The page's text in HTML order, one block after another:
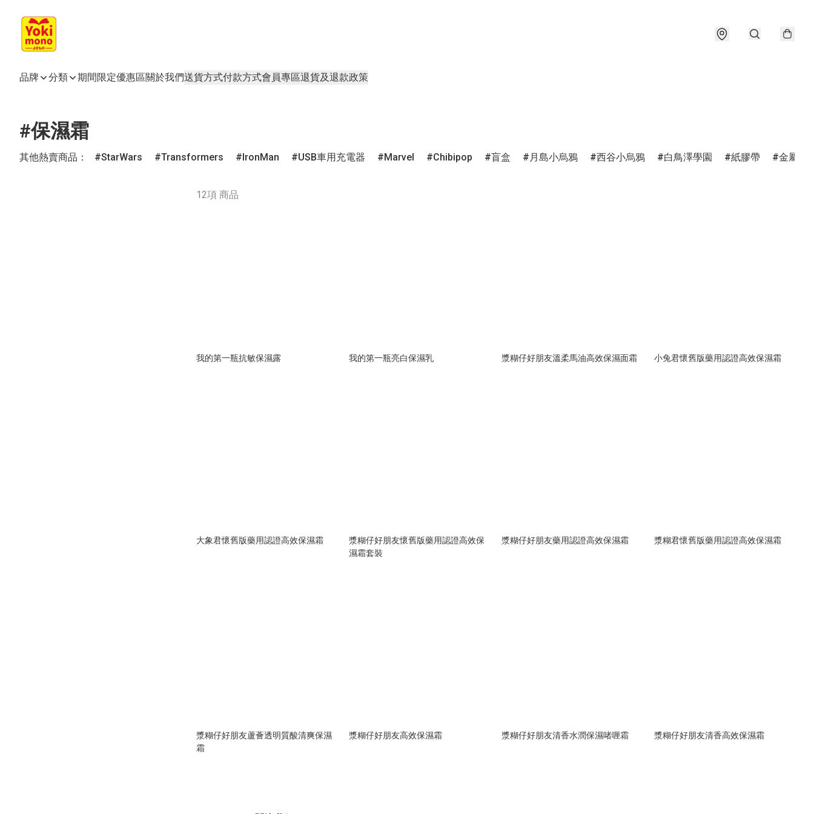
品牌 分類 期間限定優惠區關於我們送貨方式付款方式會員專區退貨及退款政策
#保濕霜
其他熱賣商品： StarWars Transformers IronMan USB車用充電器 Marvel Chibipop 盲盒 月島小烏鴉 西谷小烏鴉 白鳥澤學園 紙膠帶 金屬書
12項 商品
我的第一瓶抗敏保濕露 我的第一瓶亮白保濕乳 漿糊仔好朋友溫柔馬油高效保濕面霜 小兔君懷舊版藥用認證高效保濕霜
大象君懷舊版藥用認證高效保濕霜
漿糊仔好朋友懷舊版藥用認證高效保
濕霜套裝
漿糊仔好朋友藥用認證高效保濕霜 漿糊君懷舊版藥用認證高效保濕霜
漿糊仔好朋友蘆薈透明質酸清爽保濕
霜
漿糊仔好朋友高效保濕霜 漿糊仔好朋友清香水潤保濕啫喱霜 漿糊仔好朋友清香高效保濕霜